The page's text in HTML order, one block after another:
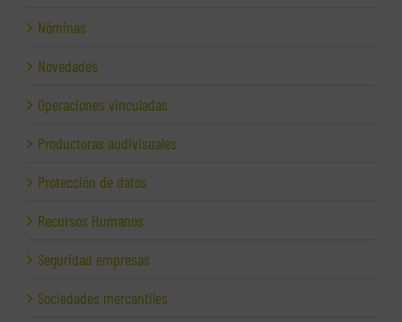
Nóminas
Novedades
Operaciones vinculadas
Productoras audivisuales
Protección de datos
Recursos Humanos
Seguridad empresas
Sociedades mercantiles